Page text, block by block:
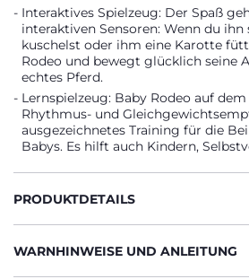
Interaktives Spielzeug: Der Spaß
interaktiven Sensoren: Wenn du
kuschelst oder ihm eine Karotte
Rodeo und bewegt glücklich seine
echtes Pferd.
Lernspielzeug: Baby Rodeo auf
Rhythmus- und
ausgezeichnetes Training für die
Babys. Es hilft auch Kindern,
PRODUKTDETAILS
WARNHINWEISE UND ANLEITUNG